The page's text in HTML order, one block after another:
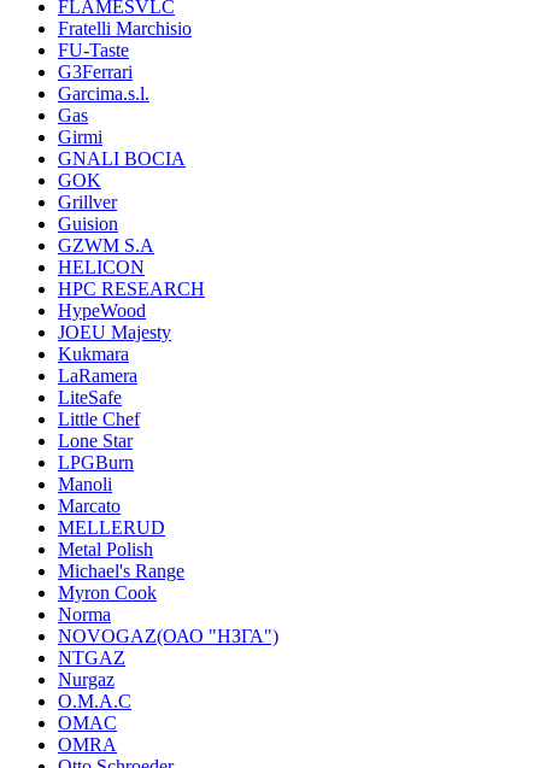
FLAMESVLC
Fratelli Marchisio
FU-Taste
G3Ferrari
Garcima.s.l.
Gas
Girmi
GNALI BOCIA
GOK
Grillver
Guision
GZWM S.A
HELICON
HPC RESEARCH
HypeWood
JOEU Majesty
Kukmara
LaRamera
LiteSafe
Little Chef
Lone Star
LPGBurn
Manoli
Marcato
MELLERUD
Metal Polish
Michael's Range
Myron Cook
Norma
NOVOGAZ(ОАО "НЗГА")
NTGAZ
Nurgaz
O.M.A.C
OMAC
OMRA